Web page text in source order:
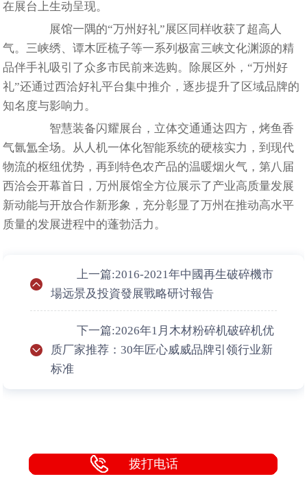
在展台上生动呈现。
展馆一隅的“万州好礼”展区同样收获了超高人
气。三峡绣、谭木匠梳子等一系列极富三峡文化渊源的精
品伴手礼吸引了众多市民前来选购。除展区外，“万州好
礼”还通过西洽好礼平台集中推介，逐步提升了区域品牌的
知名度与影响力。
智慧装备闪耀展台，立体交通通达四方，烤鱼香
气氤氲全场。从人机一体化智能系统的硬核实力，到现代
物流的枢纽优势，再到特色农产品的温暖烟火气，第八届
西洽会开幕首日，万州展馆全方位展示了产业高质量发展
新动能与开放合作新形象，充分彰显了万州在推动高水平
质量的发展进程中的蓬勃活力。
上一篇:2016-2021年中國再生破碎機市
場远景及投資發展戰略研讨報告
下一篇:2026年1月木材粉碎机破碎机优
质厂家推荐：30年匠心威威品牌引领行业新
标准
拨打电话